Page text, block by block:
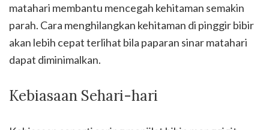
matahari membantu mencegah kehitaman semakin
parah. Cara menghilangkan kehitaman di pinggir bibir
akan lebih cepat terlihat bila paparan sinar matahari
dapat diminimalkan.
Kebiasaan Sehari-hari